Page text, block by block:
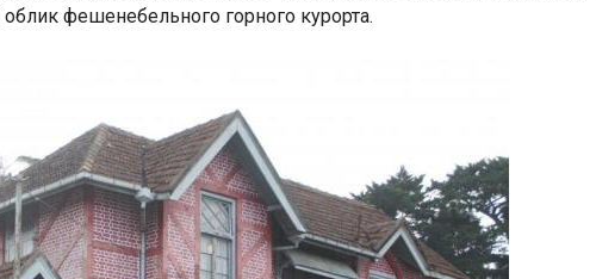
фешенебельного горного курорта.